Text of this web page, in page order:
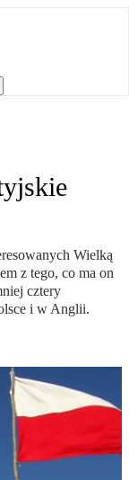
Wielką
z tego, co ma on
cztery
i w Anglii.